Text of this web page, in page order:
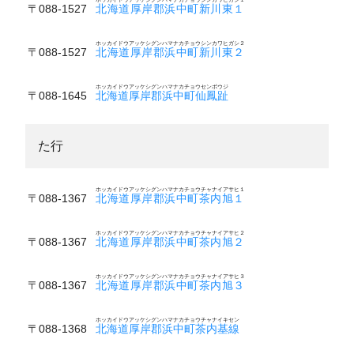
〒088-1527 北海道厚岸郡浜中町新川東１
〒088-1527 北海道厚岸郡浜中町新川東２
ホッカイドウアッケシグンハマナカチョウシンカワヒガシ２
〒088-1645 北海道厚岸郡浜中町仙鳳趾
ホッカイドウアッケシグンハマナカチョウセンポウジ
た行
〒088-1367 北海道厚岸郡浜中町茶内旭１
ホッカイドウアッケシグンハマナカチョウチャナイアサヒ１
〒088-1367 北海道厚岸郡浜中町茶内旭２
ホッカイドウアッケシグンハマナカチョウチャナイアサヒ２
〒088-1367 北海道厚岸郡浜中町茶内旭３
ホッカイドウアッケシグンハマナカチョウチャナイアサヒ３
〒088-1368 北海道厚岸郡浜中町茶内基線
ホッカイドウアッケシグンハマナカチョウチャナイキセン